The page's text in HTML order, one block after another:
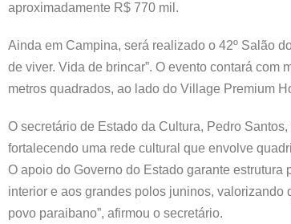
aproximadamente R$ 770 mil.
Ainda em Campina, será realizado o 42º Salão
de viver. Vida de brincar”. O evento contará com
metros quadrados, ao lado do Village Premium
O secretário de Estado da Cultura, Pedro
fortalecendo uma rede cultural que envolve
O apoio do Governo do Estado garante
interior e aos grandes polos juninos,
povo paraibano”, afirmou o secretário.